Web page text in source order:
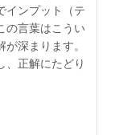
インプット（テ
の言葉はこうい
深まります。
、正解にたどり